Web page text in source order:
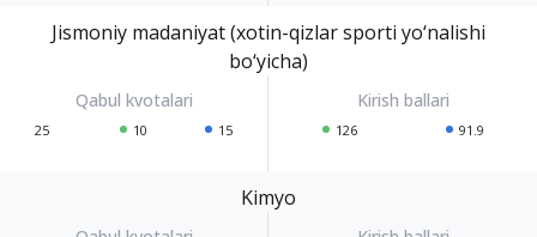
Jismoniy madaniyat (xotin-qizlar sporti yo‘nalishi
bo‘yicha)
25 10 15 126 91.9
Kimyo